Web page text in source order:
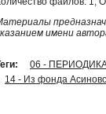
имени
06 -
14 - Из фонда